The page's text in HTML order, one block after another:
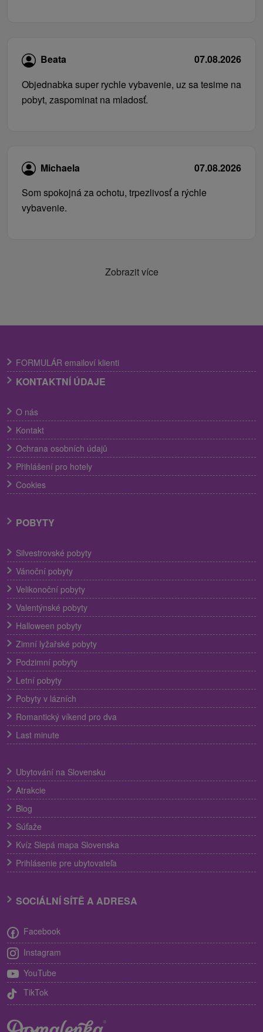
Beata
07.08.2026
Objednabka super rychle vybavenie, uz sa tesime na
pobyt, zaspominat na mladosť.
Michaela
07.08.2026
Som spokojná za ochotu, trpezlivosť a rýchle
vybavenie.
Zobrazit více
FORMULÁR emailoví klienti
KONTAKTNÍ ÚDAJE
O nás
Kontakt
Ochrana osobních údajů
Přihlášení pro hotely
Cookies
POBYTY
Silvestrovské pobyty
Vánoční pobyty
Velikonoční pobyty
Valentýnské pobyty
Halloween pobyty
Zimní lyžařské pobyty
Podzimní pobyty
Letní pobyty
Pobyty v lázních
Romantický víkend pro dva
Last minute
Ubytování na Slovensku
Atrakcie
Blog
Súťaže
Kvíz Slepá mapa Slovenska
Prihlásenie pre ubytovateľa
SOCIÁLNÍ SÍTĚ A ADRESA
Facebook
Instagram
YouTube
TikTok